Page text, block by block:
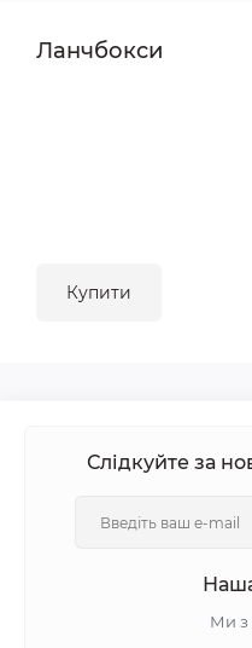
Ланчбокси
Купити
Слідкуйте за
Ми з